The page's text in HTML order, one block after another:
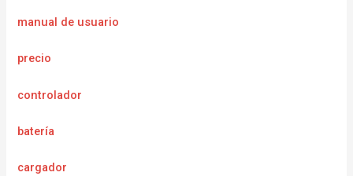
manual de usuario
precio
controlador
batería
cargador